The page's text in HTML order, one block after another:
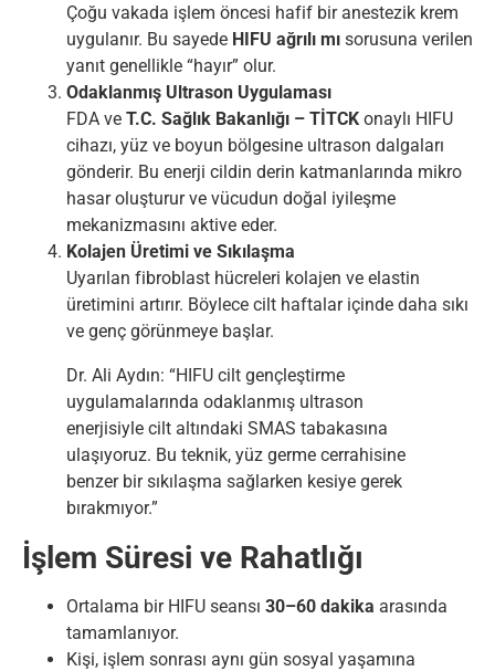
Çoğu vakada işlem öncesi hafif bir anestezik krem
uygulanır. Bu sayede HIFU ağrılı mı sorusuna verilen
yanıt genellikle “hayır” olur.
Odaklanmış Ultrason Uygulaması
FDA ve T.C. Sağlık Bakanlığı – TİTCK onaylı HIFU
cihazı, yüz ve boyun bölgesine ultrason dalgaları
gönderir. Bu enerji cildin derin katmanlarında mikro
hasar oluşturur ve vücudun doğal iyileşme
mekanizmasını aktive eder.
Kolajen Üretimi ve Sıkılaşma
Uyarılan fibroblast hücreleri kolajen ve elastin
üretimini artırır. Böylece cilt haftalar içinde daha sıkı
ve genç görünmeye başlar.
Dr. Ali Aydın: “HIFU cilt gençleştirme
uygulamalarında odaklanmış ultrason
enerjisiyle cilt altındaki SMAS tabakasına
ulaşıyoruz. Bu teknik, yüz germe cerrahisine
benzer bir sıkılaşma sağlarken kesiye gerek
bırakmıyor.”
İşlem Süresi ve Rahatlığı
Ortalama bir HIFU seansı 30–60 dakika arasında
tamamlanıyor.
Kişi, işlem sonrası aynı gün sosyal yaşamına